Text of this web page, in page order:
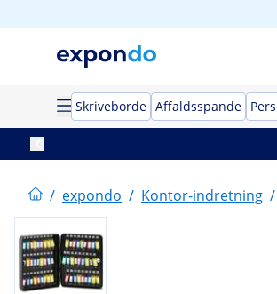
Skriveborde Affaldsspande
/ expondo / Kontor-indretning /